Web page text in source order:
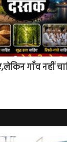
गाँव नहीं